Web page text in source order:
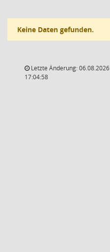
Keine Daten gefunden.
Letzte Änderung: 06.08.2026
17:04:58